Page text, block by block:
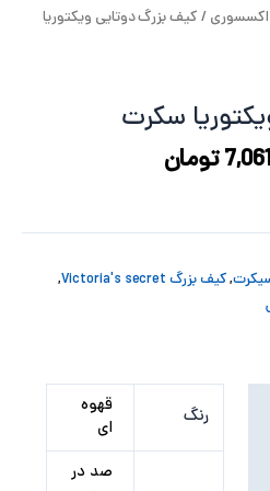
اکسسوری/ کیف بزرگ دوتایی ویکتوریا
سکرت
تومان
,کیف بزرگ Victoria's secret
,
رنگ
قهوه
ای
صد در